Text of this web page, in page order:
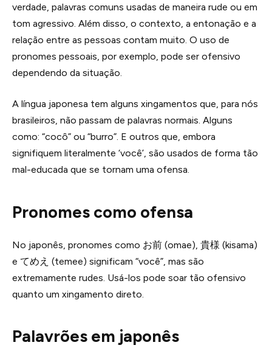
verdade, palavras comuns usadas de maneira rude ou em
tom agressivo. Além disso, o contexto, a entonação e a
relação entre as pessoas contam muito. O uso de
pronomes pessoais, por exemplo, pode ser ofensivo
dependendo da situação.
A língua japonesa tem alguns xingamentos que, para nós
brasileiros, não passam de palavras normais. Alguns
como: “cocô” ou “burro”. E outros que, embora
signifiquem literalmente ‘você’, são usados de forma tão
mal-educada que se tornam uma ofensa.
Pronomes como ofensa
No japonês, pronomes como お前 (omae), 貴様 (kisama)
e てめえ (temee) significam “você”, mas são
extremamente rudes. Usá-los pode soar tão ofensivo
quanto um xingamento direto.
Palavrões em japonês